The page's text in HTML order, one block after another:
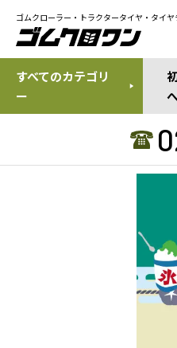
ゴムクローラー・トラクタータイヤ・タイ
すべてのカテゴリ
ー